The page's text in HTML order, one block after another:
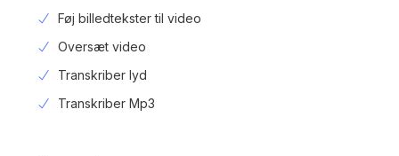
Føj billedtekster til video
Oversæt video
Transkriber lyd
Transkriber Mp3